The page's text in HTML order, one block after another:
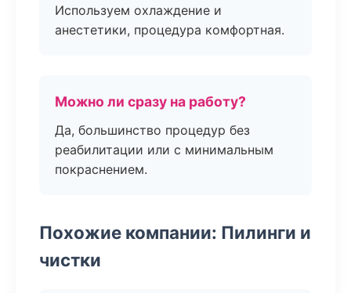
Используем охлаждение и
анестетики, процедура комфортная.
Можно ли сразу на работу?
Да, большинство процедур без
реабилитации или с минимальным
покраснением.
Похожие компании: Пилинги и
чистки